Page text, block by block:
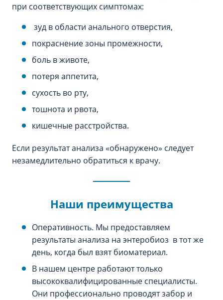
при соответствующих симптомах:
зуд в области анального отверстия,
покраснение зоны промежности,
боль в животе,
потеря аппетита,
сухость во рту,
тошнота и рвота,
кишечные расстройства.
Если результат анализа «‎обнаружено»‎ следует
незамедлительно обратиться к врачу.
Наши преимущества
Оперативность. Мы предоставляем
результаты анализа на энтеробиоз в тот же
день, когда был взят биоматериал.
В нашем центре работают только
высококвалифицированные специалисты.
Они профессионально проводят забор и